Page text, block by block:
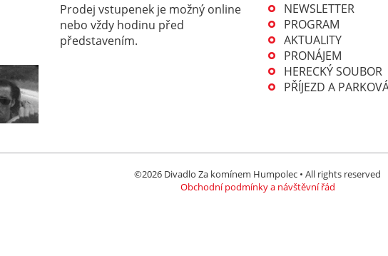
Prodej vstupenek je možný online
nebo vždy hodinu před
představením.
NEWSLETTER
PROGRAM
AKTUALITY
PRONÁJEM
HERECKÝ SOUBOR
PŘÍJEZD A
©2026 Divadlo Za komínem Humpolec • All rights reserved
Obchodní podmínky a návštěvní řád